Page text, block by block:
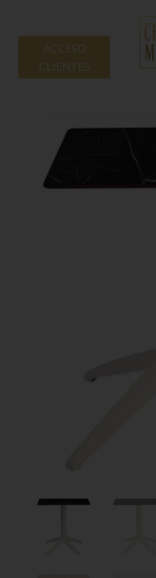
ACCESO
CLIENTES